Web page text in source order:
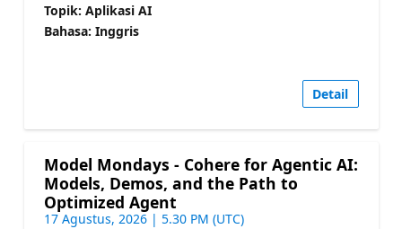
Topik: Aplikasi AI
Bahasa: Inggris
Detail
Model Mondays - Cohere for Agentic AI:
Models, Demos, and the Path to
Optimized Agent
17 Agustus, 2026 | 5.30 PM (UTC)